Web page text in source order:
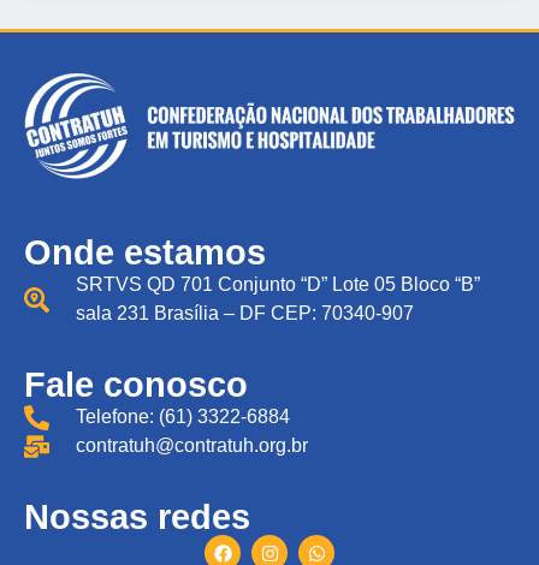
Onde estamos
SRTVS QD 701 Conjunto “D” Lote 05 Bloco “B”
sala 231 Brasília – DF CEP: 70340-907
Fale conosco
Telefone: (61) 3322-6884
contratuh@contratuh.org.br
Nossas redes